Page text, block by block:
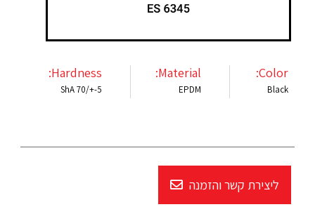
Color:
Black
Material:
EPDM
Hardness:
ShA 70/+-5
ליצירת קשר והזמנה